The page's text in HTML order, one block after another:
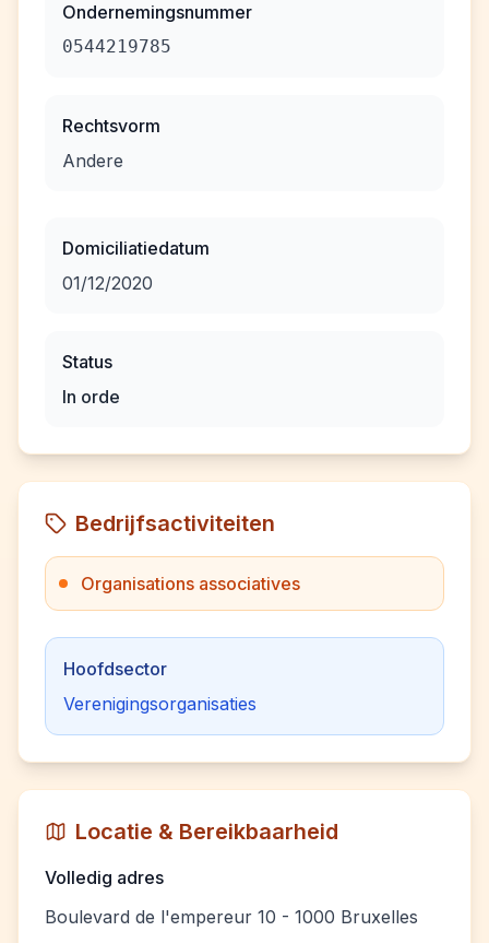
Ondernemingsnummer
0544219785
Rechtsvorm
Andere
Domiciliatiedatum
01/12/2020
Status
In orde
Bedrijfsactiviteiten
Organisations associatives
Hoofdsector
Verenigingsorganisaties
Locatie & Bereikbaarheid
Volledig adres
Boulevard de l'empereur 10 - 1000 Bruxelles